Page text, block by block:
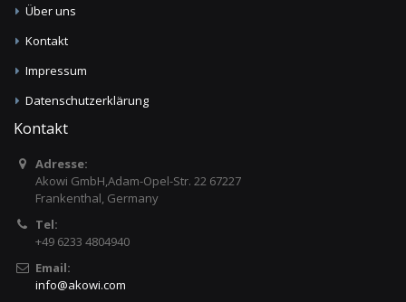
Über uns
Kontakt
Impressum
Datenschutzerklärung
Kontakt
Adresse:
Akowi GmbH,Adam-Opel-Str. 22 67227
Frankenthal, Germany
Tel:
+49 6233 4804940
Email:
info@akowi.com